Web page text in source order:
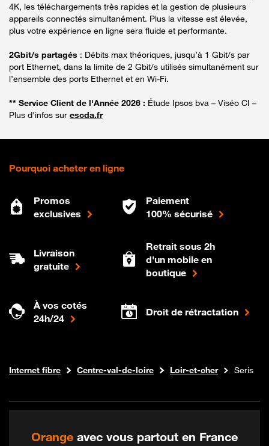
4K, les téléchargements très rapides et la gestion de plusieurs
appareils connectés simultanément. Plus la vitesse est élevée,
plus votre expérience en ligne sera fluide et performante.
2Gbit/s partagés : Débits max théoriques, jusqu’à 1 Gbit/s par
port Ethernet, dans la limite de 2 Gbit/s utilisés simultanément sur
l’ensemble des ports Ethernet et en Wi-Fi.
** Service Client de l'Année 2026 : Étude Ipsos bva – Viséo CI –
Plus d'infos sur escda.fr
Pourquoi acheter en ligne
Promos
exclusives
Paiement
100% sécurisé
Livraison
gratuite
Retrait sous 2h
d'un mobile en
boutique
À vos cotés
24h/24
Droit de rétractation
Boutique Orange
Internet fibre Centre-val-de-loire Loir-et-cher Seris